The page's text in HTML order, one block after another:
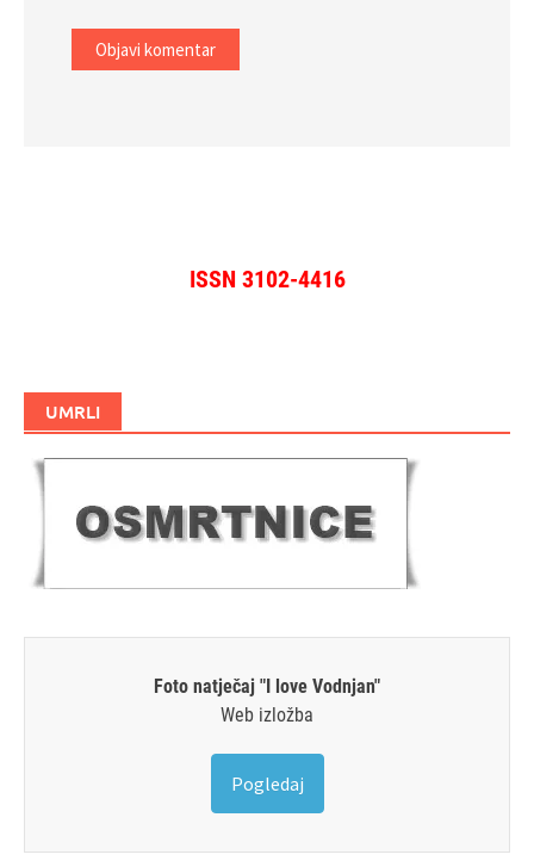
ISSN 3102-4416
UMRLI
Foto natječaj "I love Vodnjan"
Web izložba
Pogledaj